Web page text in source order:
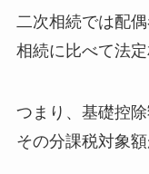
二次相続では配
相続に比べて法
つまり、基礎控
その分課税対象